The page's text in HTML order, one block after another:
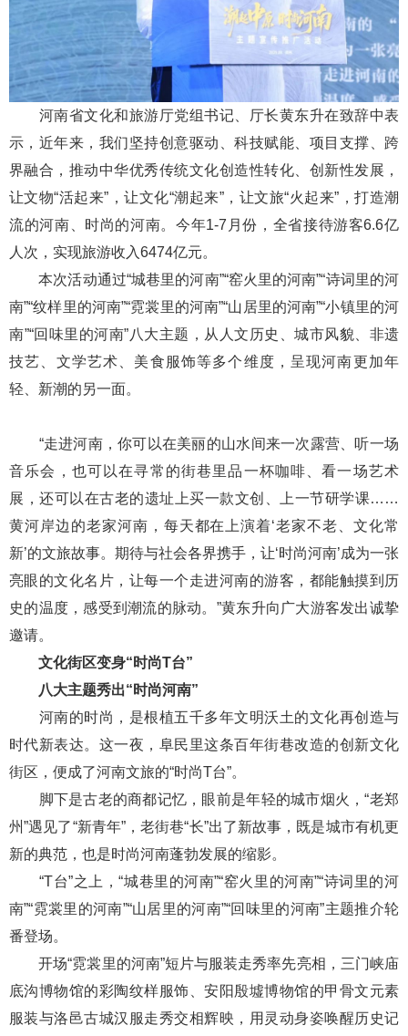
河南省文化和旅游厅党组书记、厅长黄东升在致辞中表
示，近年来，我们坚持创意驱动、科技赋能、项目支撑、跨
界融合，推动中华优秀传统文化创造性转化、创新性发展，
让文物“活起来”，让文化“潮起来”，让文旅“火起来”，打造潮
流的河南、时尚的河南。今年1-7月份，全省接待游客6.6亿
人次，实现旅游收入6474亿元。
本次活动通过“城巷里的河南”“窑火里的河南”“诗词里的河
南”“纹样里的河南”“霓裳里的河南”“山居里的河南”“小镇里的河
南”“回味里的河南”八大主题，从人文历史、城市风貌、非遗
技艺、文学艺术、美食服饰等多个维度，呈现河南更加年
轻、新潮的另一面。
“走进河南，你可以在美丽的山水间来一次露营、听一场
音乐会，也可以在寻常的街巷里品一杯咖啡、看一场艺术
展，还可以在古老的遗址上买一款文创、上一节研学课……
黄河岸边的老家河南，每天都在上演着‘老家不老、文化常
新’的文旅故事。期待与社会各界携手，让‘时尚河南’成为一张
亮眼的文化名片，让每一个走进河南的游客，都能触摸到历
史的温度，感受到潮流的脉动。”黄东升向广大游客发出诚挚
邀请。
文化街区变身“时尚T台”
八大主题秀出“时尚河南”
河南的时尚，是根植五千多年文明沃土的文化再创造与
时代新表达。这一夜，阜民里这条百年街巷改造的创新文化
街区，便成了河南文旅的“时尚T台”。
脚下是古老的商都记忆，眼前是年轻的城市烟火，“老郑
州”遇见了“新青年”，老街巷“长”出了新故事，既是城市有机更
新的典范，也是时尚河南蓬勃发展的缩影。
“T台”之上，“城巷里的河南”“窑火里的河南”“诗词里的河
南”“霓裳里的河南”“山居里的河南”“回味里的河南”主题推介轮
番登场。
开场“霓裳里的河南”短片与服装走秀率先亮相，三门峡庙
底沟博物馆的彩陶纹样服饰、安阳殷墟博物馆的甲骨文元素
服装与洛邑古城汉服走秀交相辉映，用灵动身姿唤醒历史记